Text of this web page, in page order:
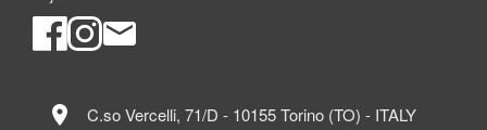
location_on C.so Vercelli, 71/D - 10155 Torino (TO) - ITALY